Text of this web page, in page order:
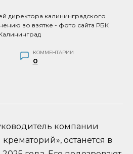
директора калининградского
во взятке - фото сайта РБК
КОММЕНТАРИИ
0
компании
останется в